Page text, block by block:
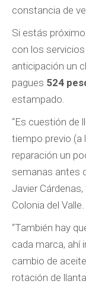
constancia de
Si estás
con los
anticipación un
pagues 524
estampado.
“Es cuestión de
tiempo previo (a
reparación un
semanas antes
Javier
Colonia del Valle.
“También hay
cada marca, ahí
cambio de
rotación de